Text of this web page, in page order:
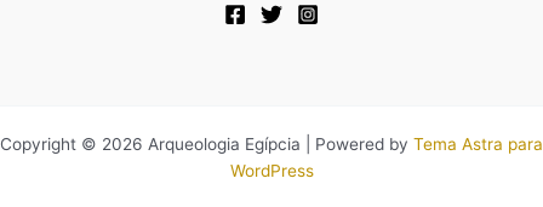
Copyright © 2026 Arqueologia Egípcia | Powered by Tema Astra para
WordPress